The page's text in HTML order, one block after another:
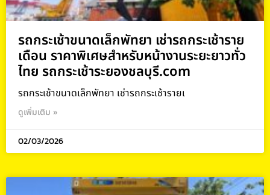
รถกระเช้าขนาดเล็กพัทยา เช่ารถกระเช้าราย
เดือน ราคาพิเศษสำหรับหน้างานระยะยาวทั่ว
ไทย รถกระเช้าระยองชลบุรี.com
รถกระเช้าขนาดเล็กพัทยา เช่ารถกระเช้ารายเ
ดูเพิ่มเติม »
02/03/2026